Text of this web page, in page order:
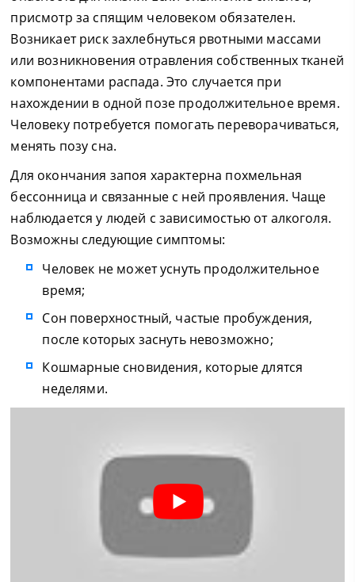
присмотр за спящим человеком обязателен.
Возникает риск захлебнуться рвотными массами
или возникновения отравления собственных тканей
компонентами распада. Это случается при
нахождении в одной позе продолжительное время.
Человеку потребуется помогать переворачиваться,
менять позу сна.
Для окончания запоя характерна похмельная
бессонница и связанные с ней проявления. Чаще
наблюдается у людей с зависимостью от алкоголя.
Возможны следующие симптомы:
Человек не может уснуть продолжительное
время;
Сон поверхностный, частые пробуждения,
после которых заснуть невозможно;
Кошмарные сновидения, которые длятся
неделями.